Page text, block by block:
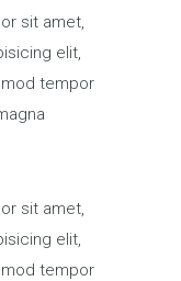
sit amet,
elit,
tempor
sit amet,
elit,
tempor